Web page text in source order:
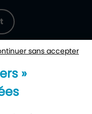
sans accepter
»